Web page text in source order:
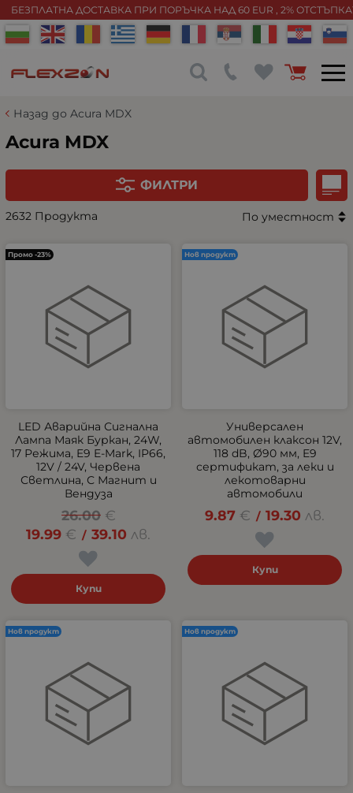
БЕЗПЛАТНА ДОСТАВКА ПРИ ПОРЪЧКА НАД 60 EUR , 2%
Назад до Acura MDX
Acura MDX
ФИЛТРИ
2632 Продукта По уместност
LED Аварийна Сигнална
Лампа Маяк Буркан, 24W,
17 Режима, E9 E-Mark, IP66,
12V / 24V, Червена
Светлина, С Магнит и
Вендуза
26.00 €
19.99 € / 39.10 лв.
Купи
Промо -23%
Универсален
автомобилен клаксон 12V,
118 dB, Ø90 мм, E9
сертификат, за леки и
лекотоварни
автомобили
9.87 € / 19.30 лв.
Купи
Нов продукт
Нов продукт Нов продукт